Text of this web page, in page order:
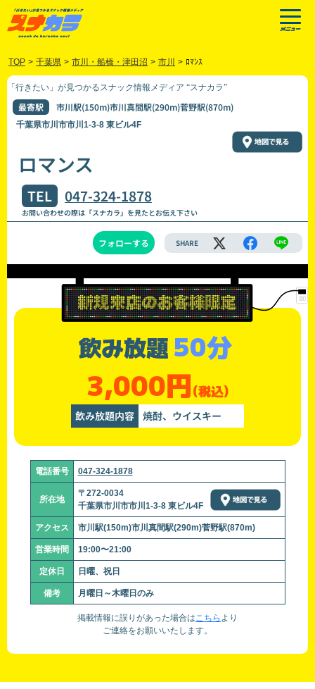
TOP > 千葉県 > 市川・船橋・津田沼 > 市川 > ﾛﾏﾝｽ
「行きたい」が見つかるスナック情報メディア “スナカラ”
最寄駅 市川駅(150m)市川真間駅(290m)菅野駅(870m)
千葉県市川市市川1-3-8 東ビル4F
ロマンス
TEL 047-324-1878
お問い合わせの際は「スナカラ」を見たとお伝え下さい
フォローする SHARE
飲み放題50分
3,000円(税込)
飲み放題内容 焼酎、ウイスキー
電話番号 047-324-1878
所在地
〒272-0034
千葉県市川市市川1-3-8 東ビル4F
アクセス 市川駅(150m)市川真間駅(290m)菅野駅(870m)
営業時間 19:00〜21:00
定休日 日曜、祝日
備考 月曜日～木曜日のみ
掲載情報に誤りがあった場合はこちら より
ご連絡をお願いいたします。